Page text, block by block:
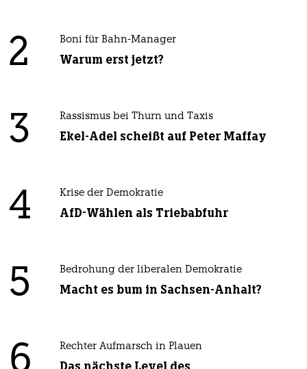
2 Boni für Bahn-Manager
Warum erst jetzt?
3 Rassismus bei Thurn und Taxis
Ekel-Adel scheißt auf Peter Maffay
4 Krise der Demokratie
AfD-Wählen als Triebabfuhr
5 Bedrohung der liberalen Demokratie
Macht es bum in Sachsen-Anhalt?
Rechter Aufmarsch in Plauen